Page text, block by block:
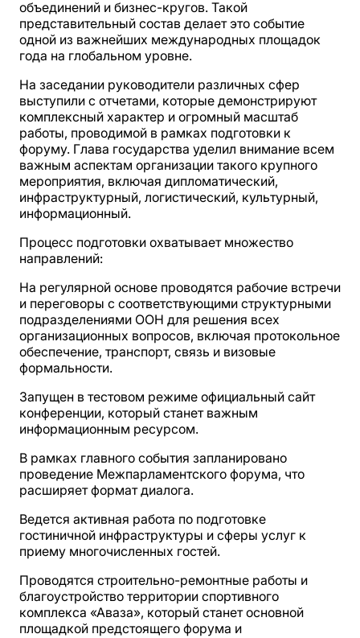
объединений и бизнес-кругов. Такой
представительный состав делает это событие
одной из важнейших международных площадок
года на глобальном уровне.
На заседании руководители различных сфер
выступили с отчетами, которые демонстрируют
комплексный характер и огромный масштаб
работы, проводимой в рамках подготовки к
форуму. Глава государства уделил внимание всем
важным аспектам организации такого крупного
мероприятия, включая дипломатический,
инфраструктурный, логистический, культурный,
информационный.
Процесс подготовки охватывает множество
направлений:
На регулярной основе проводятся рабочие встречи
и переговоры с соответствующими структурными
подразделениями ООН для решения всех
организационных вопросов, включая протокольное
обеспечение, транспорт, связь и визовые
формальности.
Запущен в тестовом режиме официальный сайт
конференции, который станет важным
информационным ресурсом.
В рамках главного события запланировано
проведение Межпарламентского форума, что
расширяет формат диалога.
Ведется активная работа по подготовке
гостиничной инфраструктуры и сферы услуг к
приему многочисленных гостей.
Проводятся строительно-ремонтные работы и
благоустройство территории спортивного
комплекса «Аваза», который станет основной
площадкой предстоящего форума и